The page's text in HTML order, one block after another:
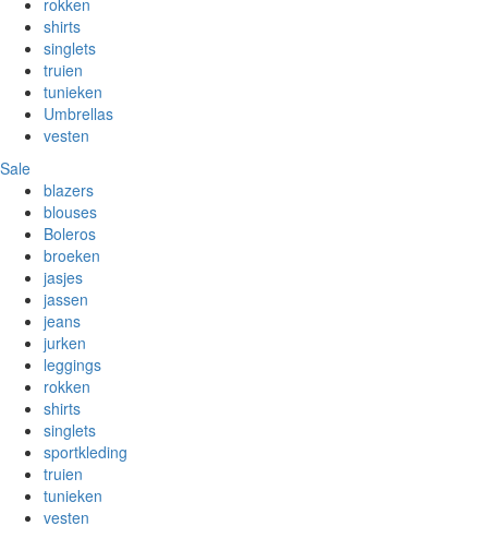
rokken
shirts
singlets
truien
tunieken
Umbrellas
vesten
Sale
blazers
blouses
Boleros
broeken
jasjes
jassen
jeans
jurken
leggings
rokken
shirts
singlets
sportkleding
truien
tunieken
vesten